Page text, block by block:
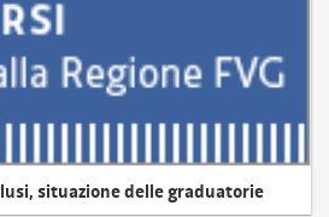
situazione delle graduatorie